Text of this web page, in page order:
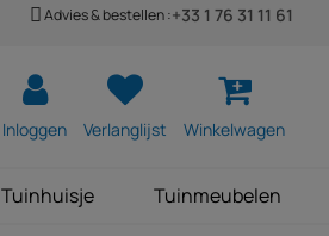
Advies & bestellen :+33 1 76 31 11 61
Inloggen Verlanglijst Winkelwagen
Tuinhuisje Tuinmeubelen